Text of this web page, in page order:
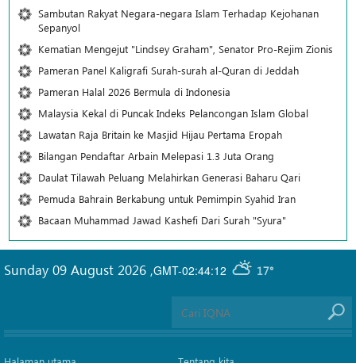
Sambutan Rakyat Negara-negara Islam Terhadap Kejohanan
Sepanyol
Kematian Mengejut "Lindsey Graham", Senator Pro-Rejim Zionis
Pameran Panel Kaligrafi Surah-surah al-Quran di Jeddah
Pameran Halal 2026 Bermula di Indonesia
Malaysia Kekal di Puncak Indeks Pelancongan Islam Global
Lawatan Raja Britain ke Masjid Hijau Pertama Eropah
Bilangan Pendaftar Arbain Melepasi 1.3 Juta Orang
Daulat Tilawah Peluang Melahirkan Generasi Baharu Qari
Pemuda Bahrain Berkabung untuk Pemimpin Syahid Iran
Bacaan Muhammad Jawad Kashefi Dari Surah "Syura"
GMT-02:44:12 17°
Sunday 09 August 2026 ,